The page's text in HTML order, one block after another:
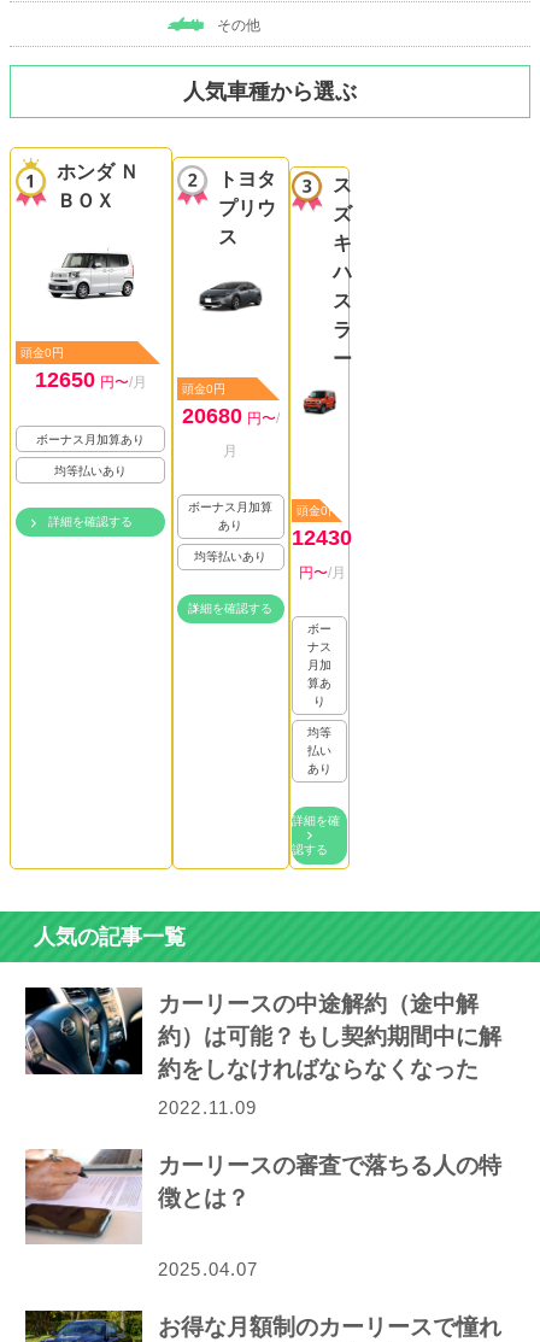
その他
人気車種から選ぶ
ホンダ Ｎ
ＢＯＸ
頭金0円
12650 円〜/月
ボーナス月加算あり
均等払いあり
詳細を確認する
トヨタ
プリウ
ス
頭金0円
20680 円〜/
月
ボーナス月加算
あり
均等払いあり
詳細を確認する
ス
ズ
キ
ハ
ス
ラ
ー
頭金0円
12430
円〜/月
ボー
ナス
月加
算あ
り
均等
払い
あり
詳細を確
認する
人気の記事一覧
カーリースの中途解約（途中解
約）は可能？もし契約期間中に解
約をしなければならなくなった
ら…
2022.11.09
カーリースの審査で落ちる人の特
徴とは？
2025.04.07
お得な月額制のカーリースで憧れ